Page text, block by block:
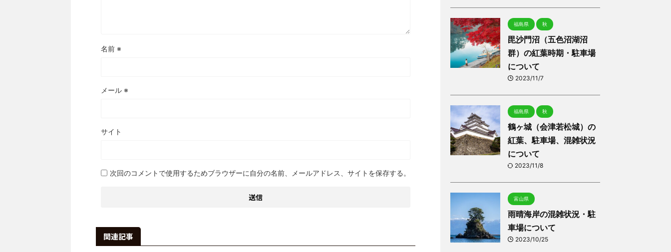
名前 ※
メール ※
サイト
次回のコメントで使用するためブラウザーに自分の名前、メールアドレス、サイトを保存する。
関連記事
福島県 秋
毘沙門沼（五色沼湖沼
群）の紅葉時期・駐車場
について
2023/11/7
福島県 秋
鶴ヶ城（会津若松城）の
紅葉、駐車場、混雑状況
について
2023/11/8
富山県
雨晴海岸の混雑状況・駐
車場について
2023/10/25